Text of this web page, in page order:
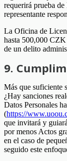
requerirá prueba
representante
La Oficina de
hasta 500,000
de un delito
9.
Más que suficiente
¿Hay sanciones
Datos Personales
(https://
que invitará y
por menos Actos
en el caso de
seguido este